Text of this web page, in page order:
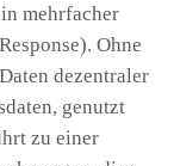
mehrfacher
Ohne
dezentraler
genutzt
zu einer